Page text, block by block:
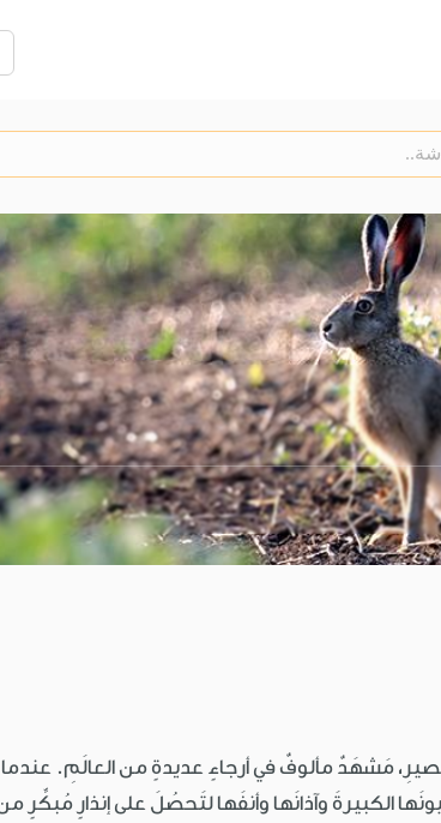
القَصيرِ، مَشهَدٌ مألوفٌ في أرجاءٍ عديدةٍ من العالَمِ.
الكبيرةَ وآذانَها وأنفَها لتَحصُلَ على إنذارٍ